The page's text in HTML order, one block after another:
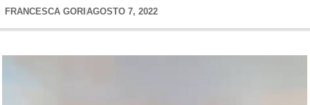
FRANCESCA GORI AGOSTO 7, 2022